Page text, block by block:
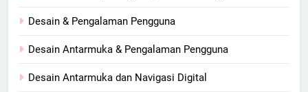
Desain & Pengalaman Pengguna
Desain Antarmuka & Pengalaman Pengguna
Desain Antarmuka dan Navigasi Digital